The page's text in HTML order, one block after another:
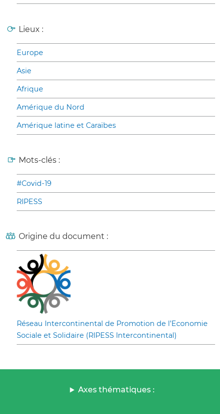
Lieux :
Europe
Asie
Afrique
Amérique du Nord
Amérique latine et Caraïbes
Mots-clés :
#Covid-19
RIPESS
Origine du document :
Réseau Intercontinental de Promotion de l’Economie
Sociale et Solidaire (RIPESS Intercontinental)
Axes thématiques :